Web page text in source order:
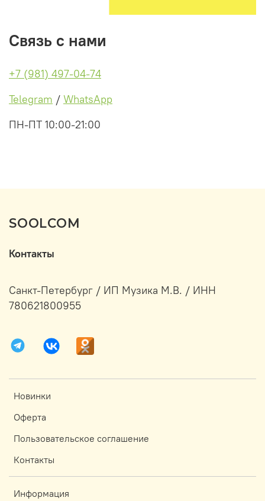
Связь с нами
+7 (981) 497-04-74
Telegram / WhatsApp
ПН-ПТ 10:00-21:00
SOOLCOM
Новинки
Оферта
Пользовательское соглашение
Контакты
Информация
Контакты
Санкт-Петербург / ИП Музика М.В. / ИНН
780621800955